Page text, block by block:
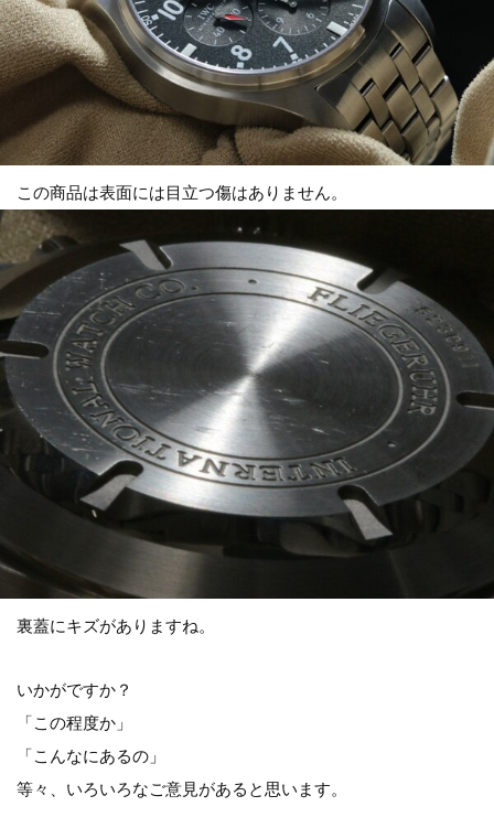
この商品は表面には目立つ傷はありません。
裏蓋にキズがありますね。
いかがですか？
「この程度か」
「こんなにあるの」
等々、いろいろなご意見があると思います。